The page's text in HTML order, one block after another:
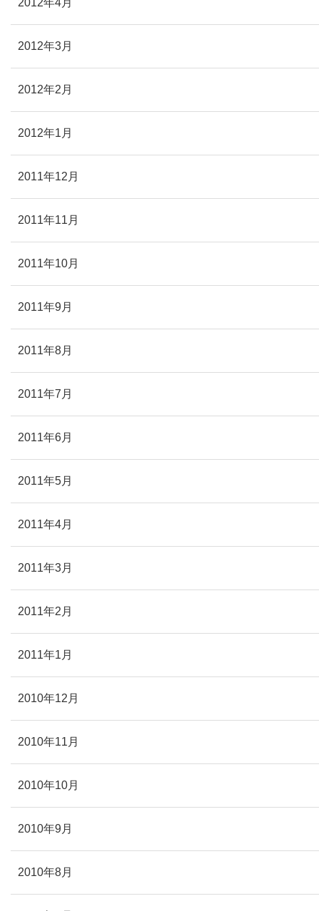
2012年3月
2012年2月
2012年1月
2011年12月
2011年11月
2011年10月
2011年9月
2011年8月
2011年7月
2011年6月
2011年5月
2011年4月
2011年3月
2011年2月
2011年1月
2010年12月
2010年11月
2010年10月
2010年9月
2010年8月